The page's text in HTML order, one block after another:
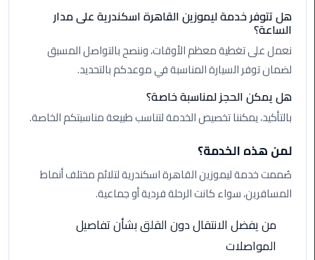
السخنة
ليموزين
مطار
ليموزين
اسكندرية
ليموزين
العرب
هل تتوفر خدمة ليموزين القاهرة اسكندرية على مدار
الساعة؟
نعمل على تغطية معظم الأوقات، وننصح بالتواصل المسبق
لضمان توفر السيارة المناسبة في موعدكم بالتحديد.
هل يمكن الحجز لمناسبة خاصة؟
بالتأكيد، يمكننا تخصيص الخدمة لتناسب طبيعة مناسبتكم الخاصة.
لمن هذه الخدمة؟
صُممت خدمة ليموزين القاهرة اسكندرية لتلائم مختلف أنماط
المسافرين، سواء كانت الرحلة فردية أو جماعية.
من يفضل الانتقال دون القلق بشأن تفاصيل
المواصلات